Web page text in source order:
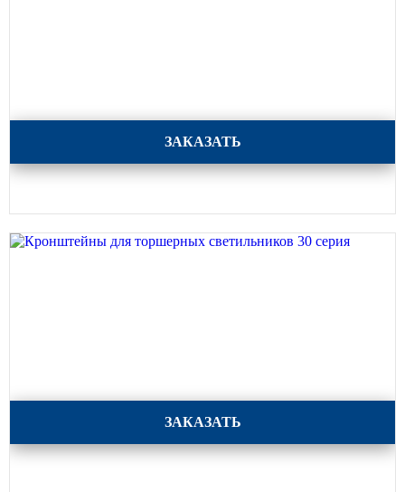
ЗАКАЗАТЬ
ЗАКАЗАТЬ